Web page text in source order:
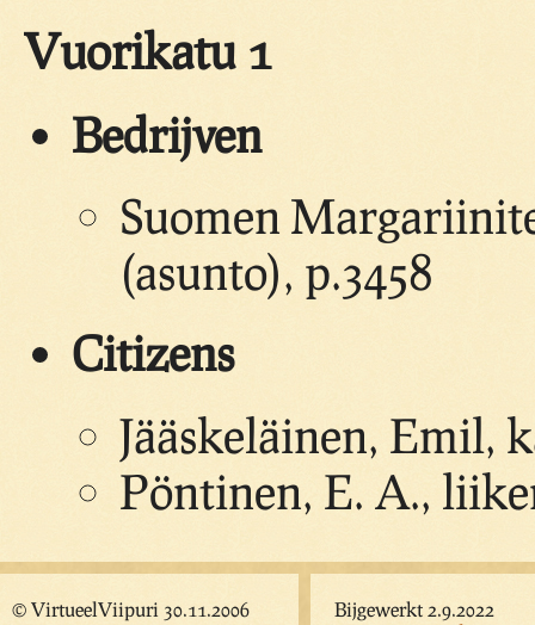
Vuorikatu 1
Bedrijven
Suomen
(asunto), p.3458
Citizens
Jääskeläinen, Emil,
Pöntinen, E. A.,
© VirtueelViipuri 30.11.2006
Bijgewerkt 2.9.2022